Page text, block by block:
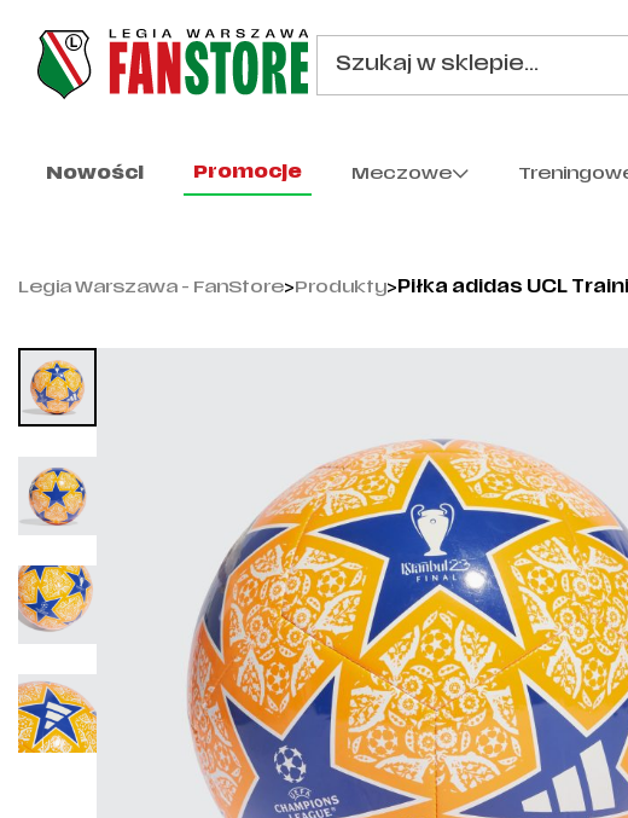
Nowości Promocje Meczowe
Legia Warszawa - FanStore>Produkty>Piłka adidas UCL